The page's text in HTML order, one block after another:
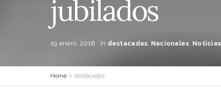
jubilados
19 enero, 2018 in destacadas, Nacionales, Noticias
Home destacadas